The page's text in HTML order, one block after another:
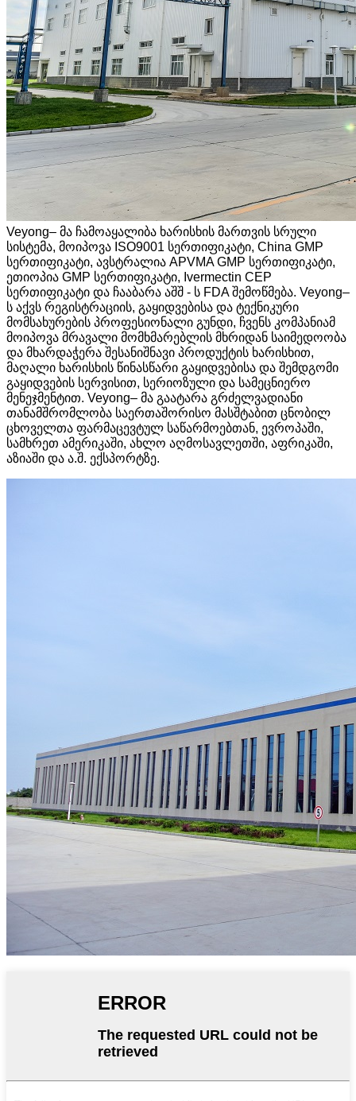
Veyong– მა ჩამოაყალიბა ხარისხის მართვის სრული
სისტემა, მოიპოვა ISO9001 სერთიფიკატი, China GMP
სერთიფიკატი, ავსტრალია APVMA GMP სერთიფიკატი,
ეთიოპია GMP სერთიფიკატი, Ivermectin CEP
სერთიფიკატი და ჩააბარა აშშ - ს FDA შემოწმება. Veyong–
ს აქვს რეგისტრაციის, გაყიდვებისა და ტექნიკური
მომსახურების პროფესიონალი გუნდი, ჩვენს კომპანიამ
მოიპოვა მრავალი მომხმარებლის მხრიდან საიმედოობა
და მხარდაჭერა შესანიშნავი პროდუქტის ხარისხით,
მაღალი ხარისხის წინასწარი გაყიდვებისა და შემდგომი
გაყიდვების სერვისით, სერიოზული და სამეცნიერო
მენეჯმენტით. Veyong– მა გაატარა გრძელვადიანი
თანამშრომლობა საერთაშორისო მასშტაბით ცნობილ
ცხოველთა ფარმაცევტულ საწარმოებთან, ევროპაში,
სამხრეთ ამერიკაში, ახლო აღმოსავლეთში, აფრიკაში,
აზიაში და ა.შ. ექსპორტზე.